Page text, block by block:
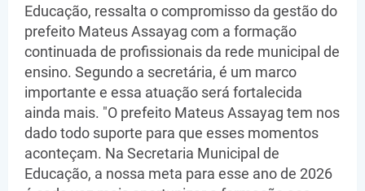
Educação, ressalta o compromisso da gestão do
prefeito Mateus Assayag com a formação
continuada de profissionais da rede municipal de
ensino. Segundo a secretária, é um marco
importante e essa atuação será fortalecida
ainda mais. "O prefeito Mateus Assayag tem nos
dado todo suporte para que esses momentos
aconteçam. Na Secretaria Municipal de
Educação, a nossa meta para esse ano de 2026